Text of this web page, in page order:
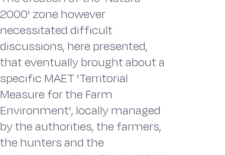
2000' zone however
necessitated difficult
discussions, here presented,
that eventually brought about a
specific MAET 'Territorial
Measure for the Farm
Environment', locally managed
by the authorities, the farmers,
the hunters and the